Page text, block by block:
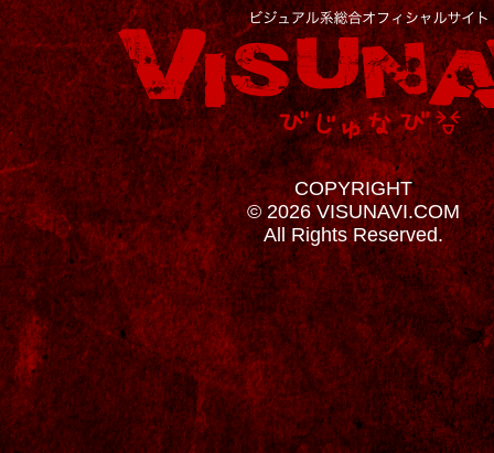
COPYRIGHT
© 2026 VISUNAVI.COM
All Rights Reserved.